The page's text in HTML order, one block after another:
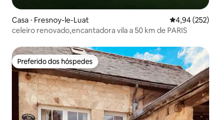
Casa ⋅ Fresnoy-le-Luat 4,94 de uma
4,94 (252)
celeiro renovado,encantadora vila a 50 km de PARIS
Preferido dos hóspedes
Preferido dos hóspedes